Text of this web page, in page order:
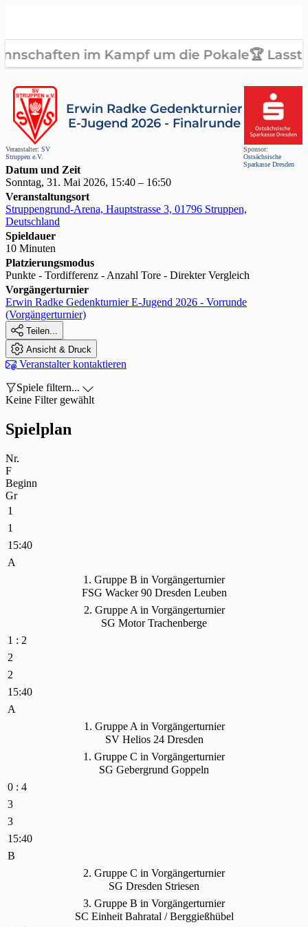
Veranstalter: SV
Struppen e.V.
Erwin Radke Gedenkturnier
E-Jugend 2026 - Finalrunde
Sponsor:
Ostsächsische
Sparkasse Dresden
Datum und Zeit
Sonntag, 31. Mai 2026, 15:40 – 16:50
Veranstaltungsort
Struppengrund-Arena, Hauptstrasse 3, 01796 Struppen,
Deutschland
Spieldauer
10 Minuten
Platzierungsmodus
Punkte - Tordifferenz - Anzahl Tore - Direkter Vergleich
Vorgängerturnier
Erwin Radke Gedenkturnier E-Jugend 2026 - Vorrunde
(Vorgängerturnier)
 Teilen...
 Ansicht & Druck
 Veranstalter kontaktieren
Spiele filtern... 
Keine Filter gewählt
Spielplan
Nr.
F
Beginn
Gr
1
1
15:40
A
1. Gruppe B in Vorgängerturnier
FSG Wacker 90 Dresden Leuben
2. Gruppe A in Vorgängerturnier
SG Motor Trachenberge
1 : 2
2
2
15:40
A
1. Gruppe A in Vorgängerturnier
SV Helios 24 Dresden
1. Gruppe C in Vorgängerturnier
SG Gebergrund Goppeln
0 : 4
3
3
15:40
B
2. Gruppe C in Vorgängerturnier
SG Dresden Striesen
3. Gruppe B in Vorgängerturnier
SC Einheit Bahratal / Berggießhübel